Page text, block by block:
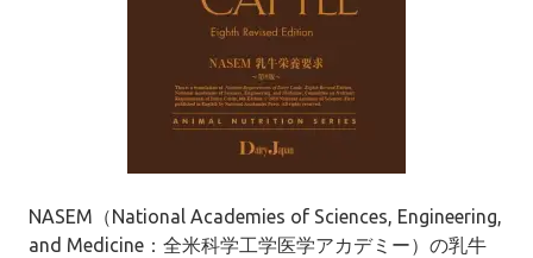
NASEM（National Academies of Sciences, Engineering,
and Medicine：全米科学工学医学アカデミー）の乳牛